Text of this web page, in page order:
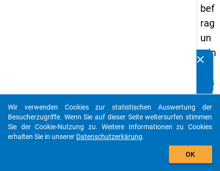
bef
rag
un
g in
uts
chl
an
d
clear
auto_stories
add_shopping_cart
Wir verwenden Cookies zur statistischen Auswertung der
Besucherzugriffe. Wenn Sie auf dieser Seite weitersurfen stimmen
Sie der Cookie-Nutzung zu. Weitere Informationen zu Cookies
erhalten Sie in unserer Datenschutzerkärung.
OK